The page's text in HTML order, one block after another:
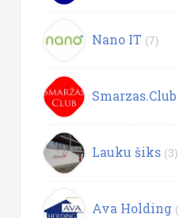
Nano IT (7)
Smarzas.Club
Lauku šiks (3)
Ava Holding